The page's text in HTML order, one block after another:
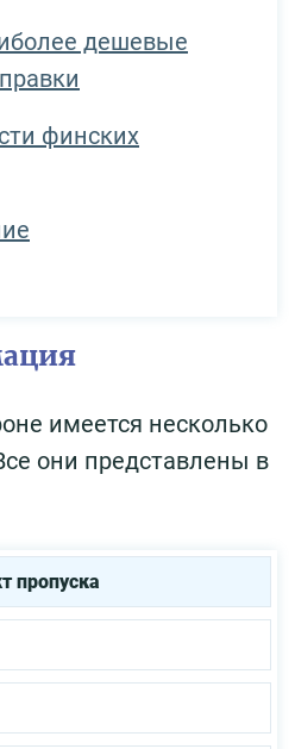
дешевые
финских
имеется несколько
они представлены в
пропуска